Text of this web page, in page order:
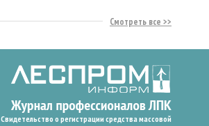
Смотреть все
Свидетельство о регистрации средства массовой